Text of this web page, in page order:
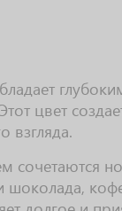
цвет
взгляда.
сочетаются